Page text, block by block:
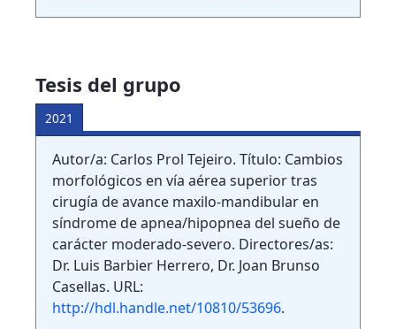
Tesis del grupo
2021
Autor/a: Carlos Prol Tejeiro. Título: Cambios
morfológicos en vía aérea superior tras
cirugía de avance maxilo-mandibular en
síndrome de apnea/hipopnea del sueño de
carácter moderado-severo. Directores/as:
Dr. Luis Barbier Herrero, Dr. Joan Brunso
Casellas. URL:
http://hdl.handle.net/10810/53696.